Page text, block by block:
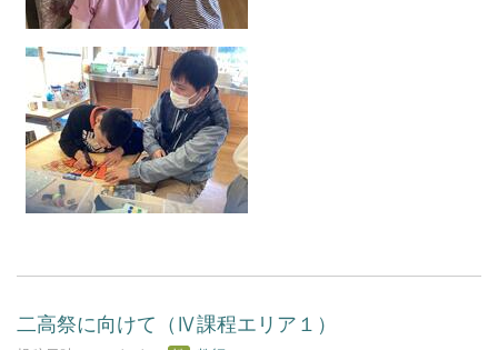
二高祭に向けて（Ⅳ課程エリア１）